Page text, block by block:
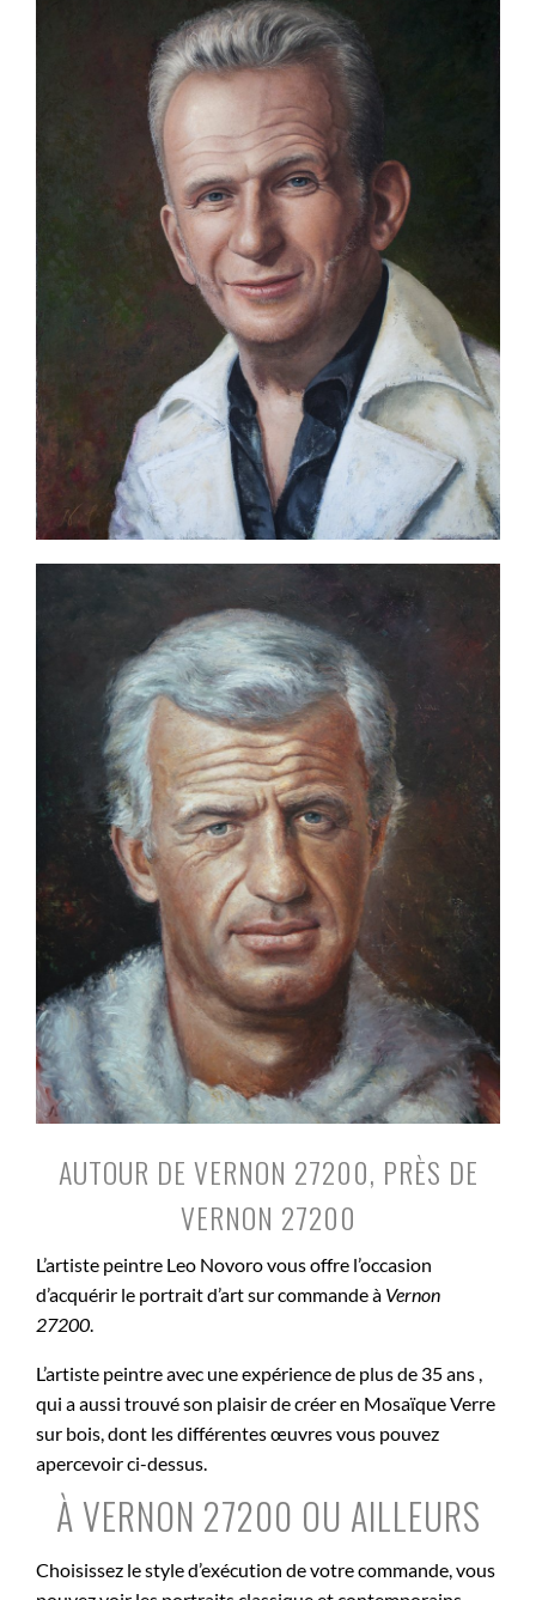
AUTOUR DE VERNON 27200, PRÈS DE
VERNON 27200
L’artiste peintre Leo Novoro vous offre l’occasion
d’acquérir le portrait d’art sur commande à Vernon
27200.
L’artiste peintre avec une expérience de plus de 35 ans ,
qui a aussi trouvé son plaisir de créer en Mosaïque Verre
sur bois, dont les différentes œuvres vous pouvez
apercevoir ci-dessus.
À VERNON 27200 OU AILLEURS
Choisissez le style d’exécution de votre commande, vous